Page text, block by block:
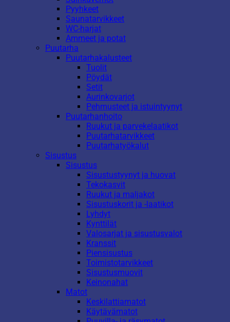
Pyyhkeet
Saunatarvikkeet
WC-harjat
Ammeet ja potat
Puutarha
Puutarhakalusteet
Tuolit
Pöydät
Setit
Aurinkovarjot
Pehmusteet ja istuintyynyt
Puutarhanhoito
Ruukut ja parvekelaatikot
Puutarhatarvikkeet
Puutarhatyökalut
Sisustus
Sisustus
Sisustustyynyt ja huovat
Tekokasvit
Ruukut ja maljakot
Sisustuskorit ja -laatikot
Lyhdyt
Kynttilät
Valosarjat ja sisustusvalot
Kranssit
Piensisustus
Toimistotarvikkeet
Sisustusmuovit
Keinonahat
Matot
Keskilattiamatot
Käytävämatot